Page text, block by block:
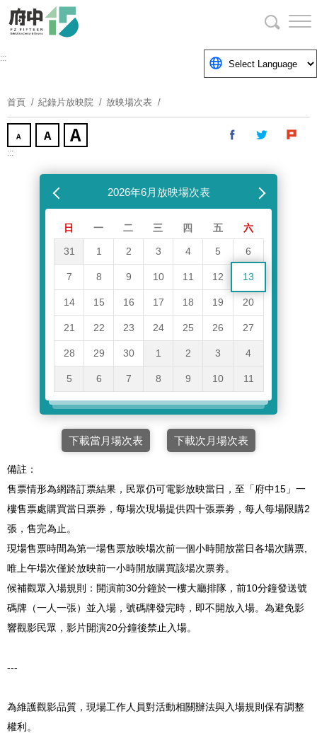
要
塊
:::
首頁 紀錄片放映院 放映場次表
:::
2026年6月放映場次表下個月
日 一 二 三 四 五 六
31 1 2 3 4 5 6
7 8 9 10 11 12 13
14 15 16 17 18 19 20
21 22 23 24 25 26 27
28 29 30 1 2 3 4
5 6 7 8 9 10 11
下載當月場次表 下載次月場次表
備註：
售票情形為網路訂票結果，民眾仍可電影放映當日，至「府中15」一
樓售票處購買當日票券，每場次現場提供四十張票劵，每人每場限購2
張，售完為止。
現場售票時間為第一場售票放映場次前一個小時開放當日各場次購票,
唯上午場次僅於放映前一小時開放購買該場次票劵。
候補觀眾入場規則：開演前30分鐘於一樓大廳排隊，前10分鐘發送號
碼牌（一人一張）並入場，號碼牌發完時，即不開放入場。為避免影
響觀影民眾，影片開演20分鐘後禁止入場。
---
為維護觀影品質，現場工作人員對活動相關辦法與入場規則保有調整
權利。